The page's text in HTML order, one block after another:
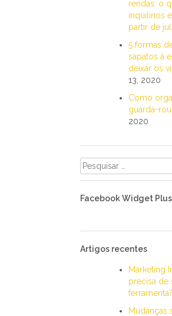
rendas: o
inquilinos
partir de
5 formas
sapatos à
deixar os
13, 2020
Como
guarda-
2020
Pesquisar
por:
Facebook Widget Plus
Artigos recentes
Marketing
precisa de
ferramenta?
Mudanças